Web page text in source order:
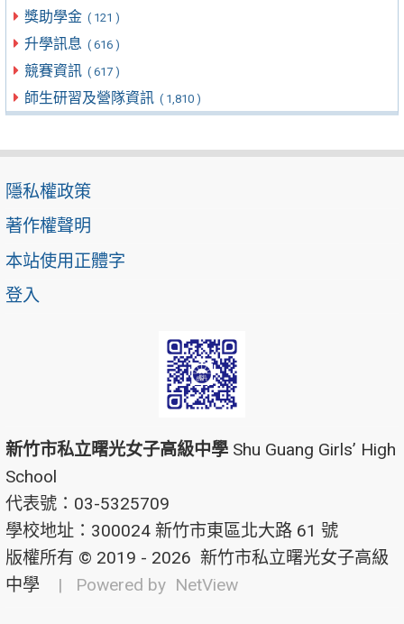
獎助學金 ( 121 )
升學訊息 ( 616 )
競賽資訊 ( 617 )
師生研習及營隊資訊 ( 1,810 )
隱私權政策
著作權聲明
本站使用正體字
登入
新竹市私立曙光女子高級中學 Shu Guang Girls’ High
School
代表號：03-5325709
學校地址：300024 新竹市東區北大路 61 號
版權所有 © 2019 - 2026 新竹市私立曙光女子高級
中學
| Powered by NetView